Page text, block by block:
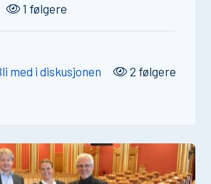
1 følgere
med i diskusjonen 2 følgere